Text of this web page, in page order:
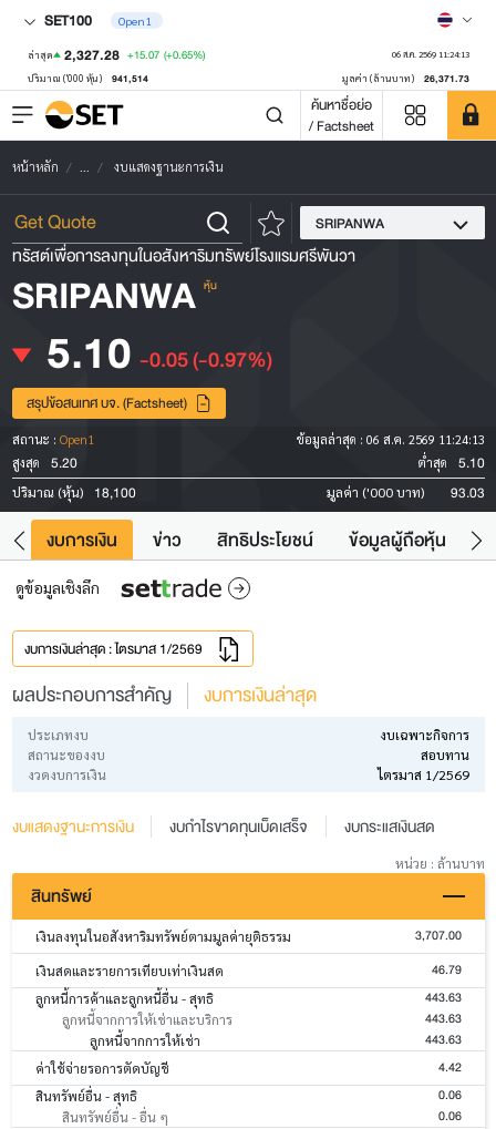
SET100 Open1
ล่าสุด 2,327.28 +15.07 (+0.65%) 06 ส.ค. 2569 11:24:13
ปริมาณ ('000 หุ้น) 941,514 มูลค่า (ล้านบาท) 26,371.73
ค้นหาชื่อย่อ
/ Factsheet
หน้าหลัก ... งบแสดงฐานะการเงิน
SRIPANWA
ทรัสต์เพื่อการลงทุนในอสังหาริมทรัพย์โรงแรมศรีพันวา
SRIPANWA หุ้น
5.10 -0.05(-0.97%)
สรุปข้อสนเทศ บจ. (Factsheet)
สถานะ : Open1 ข้อมูลล่าสุด : 06 ส.ค. 2569 11:24:13
สูงสุด
5.20 ต่ำสุด 5.10
ปริมาณ (หุ้น) 18,100 มูลค่า ('000 บาท) 93.03
งบการเงิน ข่าว สิทธิประโยชน์ ข้อมูลผู้ถือหุ้น
ดูข้อมูลเชิงลึก
งบการเงินล่าสุด : ไตรมาส 1/2569
ผลประกอบการสำคัญ งบการเงินล่าสุด
ประเภทงบ
งบเฉพาะกิจการ
สถานะของงบ
สอบทาน
งวดงบการเงิน
ไตรมาส 1/2569
งบแสดงฐานะการเงิน งบกำไรขาดทุนเบ็ดเสร็จ งบกระแสเงินสด
หน่วย : ล้านบาท
สินทรัพย์
เงินลงทุนในอสังหาริมทรัพย์ตามมูลค่ายุติธรรม 3,707.00
เงินสดและรายการเทียบเท่าเงินสด 46.79
ลูกหนี้การค้าและลูกหนี้อื่น - สุทธิ 443.63
ลูกหนี้จากการให้เช่าและบริการ 443.63
ลูกหนี้จากการให้เช่า 443.63
ค่าใช้จ่ายรอการตัดบัญชี 4.42
สินทรัพย์อื่น - สุทธิ 0.06
สินทรัพย์อื่น - อื่น ๆ 0.06